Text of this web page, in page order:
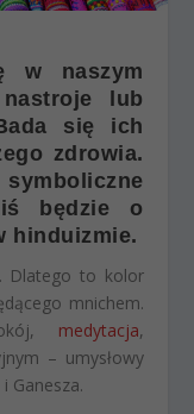
w naszym
lub
się ich
zdrowia.
będzie o
hinduizmie.
Dlatego to kolor
mnichem.
medytacja,
– umysłowy
Ganesza.